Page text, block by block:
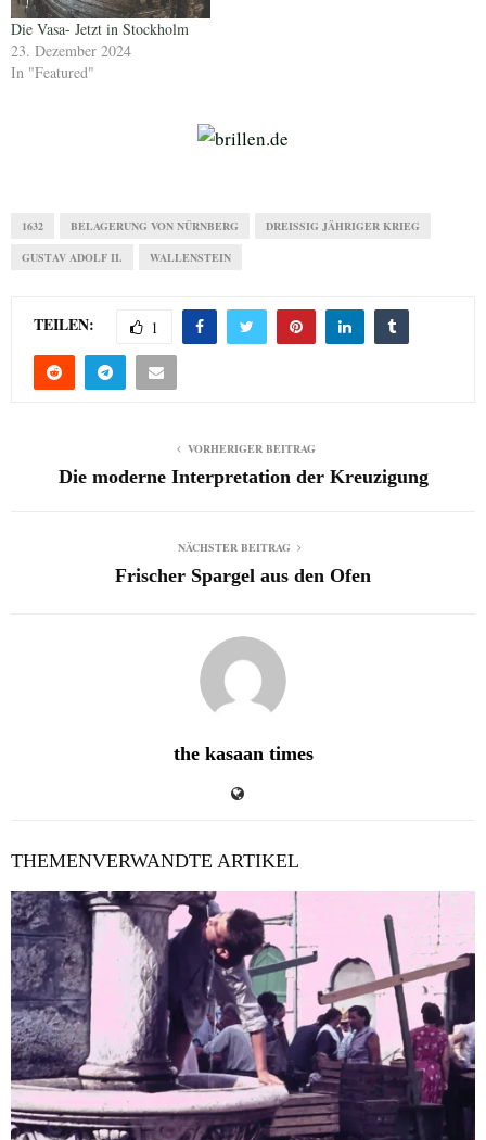
Die Vasa- Jetzt in Stockholm
23. Dezember 2024
In "Featured"
1632 BELAGERUNG VON NÜRNBERG DREISSIG JÄHRIGER KRIEG
GUSTAV ADOLF II. WALLENSTEIN
TEILEN: 1
VORHERIGER BEITRAG
Die moderne Interpretation der Kreuzigung
NÄCHSTER BEITRAG
Frischer Spargel aus den Ofen
the kasaan times
THEMENVERWANDTE ARTIKEL